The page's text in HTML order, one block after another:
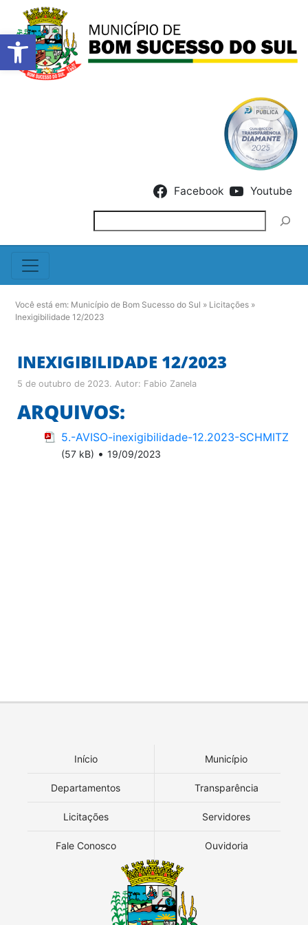
Barra de Ferramentas
Facebook Youtube
Você está em: Município de Bom Sucesso do Sul » Licitações »
Inexigibilidade 12/2023
INEXIGIBILIDADE 12/2023
5 de outubro de 2023. Autor: Fabio Zanela
ARQUIVOS:
5.-AVISO-inexigibilidade-12.2023-SCHMITZ
(57 kB) • 19/09/2023
Início Município
Departamentos Transparência
Licitações Servidores
Fale Conosco Ouvidoria